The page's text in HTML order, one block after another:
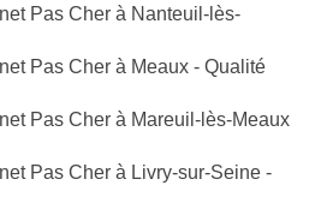
Pas Cher à Nanteuil-lès-
Pas Cher à Meaux - Qualité
Pas Cher à Mareuil-lès-Meaux
Pas Cher à Livry-sur-Seine -